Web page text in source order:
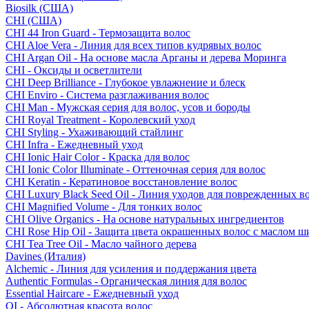
Biosilk (США)
CHI (США)
CHI 44 Iron Guard - Термозащита волос
CHI Aloe Vera - Линия для всех типов кудрявых волос
CHI Argan Oil - На основе масла Арганы и дерева Моринга
CHI - Оксиды и осветлители
CHI Deep Brilliance - Глубокое увлажнение и блеск
CHI Enviro - Система разглаживания волос
CHI Man - Мужская серия для волос, усов и бороды
CHI Royal Treatment - Королевский уход
CHI Styling - Ухаживающий стайлинг
CHI Infra - Ежедневный уход
CHI Ionic Hair Color - Краска для волос
CHI Ionic Color Illuminate - Оттеночная серия для волос
CHI Keratin - Кератиновое восстановление волос
CHI Luxury Black Seed Oil - Линия уходов для поврежденных
CHI Magnified Volume - Для тонких волос
CHI Olive Organics - На основе натуральных ингредиентов
CHI Rose Hip Oil - Защита цвета окрашенных волос с маслом
CHI Tea Tree Oil - Масло чайного дерева
Davines (Италия)
Alchemic - Линия для усиления и поддержания цвета
Authentic Formulas - Органическая линия для волос
Essential Haircare - Eжедневный уход
OI - Абсолютная красота волос